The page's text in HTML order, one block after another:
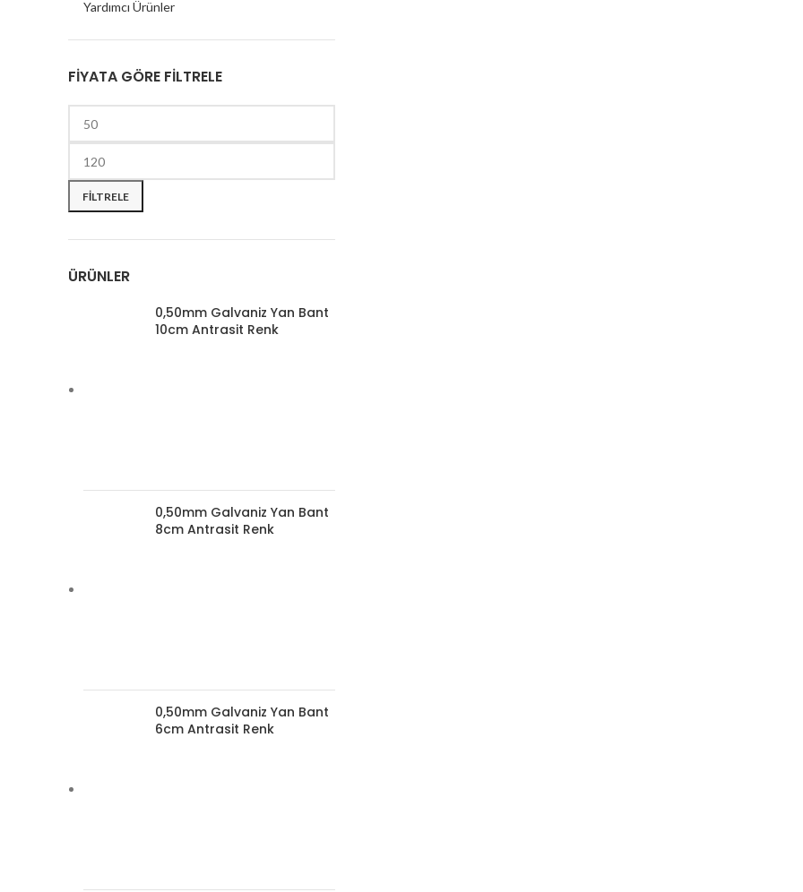
Yardımcı Ürünler
FIYATA GÖRE FILTRELE
FILTRELE
ÜRÜNLER
0,50mm Galvaniz Yan Bant
10cm Antrasit Renk
0,50mm Galvaniz Yan Bant
8cm Antrasit Renk
0,50mm Galvaniz Yan Bant
6cm Antrasit Renk